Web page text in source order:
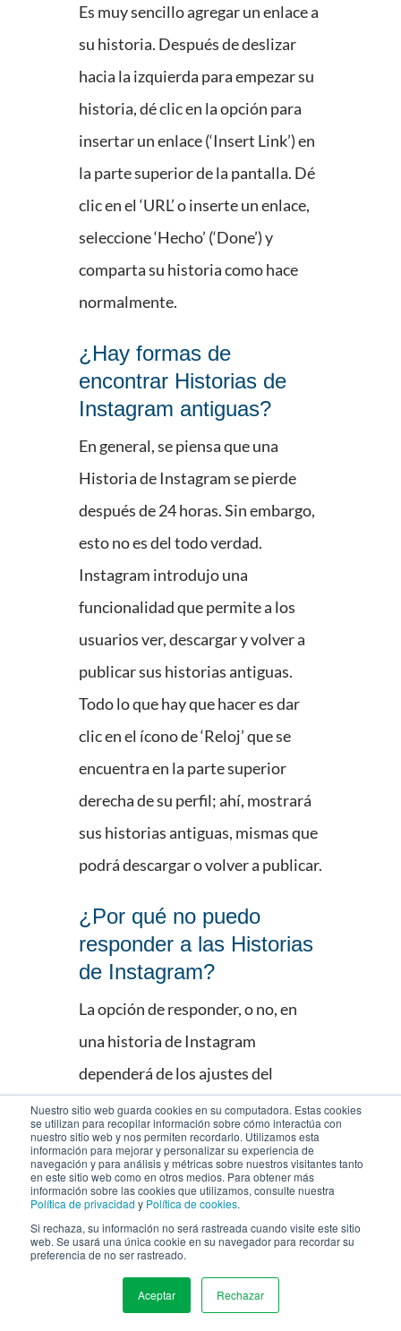
Nuestro sitio web guarda cookies en su computadora. Estas cookies
se utilizan para recopilar información sobre cómo interactúa con
nuestro sitio web y nos permiten recordarlo. Utilizamos esta
información para mejorar y personalizar su experiencia de
navegación y para análisis y métricas sobre nuestros visitantes tanto
en este sitio web como en otros medios. Para obtener más
información sobre las cookies que utilizamos, consulte nuestra
Política de privacidad y Política de cookies.
Si rechaza, su información no será rastreada cuando visite este sitio
web. Se usará una única cookie en su navegador para recordar su
preferencia de no ser rastreado.
Aceptar Rechazar
Es muy sencillo agregar un enlace a
su historia. Después de deslizar
hacia la izquierda para empezar su
historia, dé clic en la opción para
insertar un enlace (‘Insert Link’) en
la parte superior de la pantalla. Dé
clic en el ‘URL’ o inserte un enlace,
seleccione ‘Hecho’ (‘Done’) y
comparta su historia como hace
normalmente.
¿Hay formas de
encontrar Historias de
Instagram antiguas?
En general, se piensa que una
Historia de Instagram se pierde
después de 24 horas. Sin embargo,
esto no es del todo verdad.
Instagram introdujo una
funcionalidad que permite a los
usuarios ver, descargar y volver a
publicar sus historias antiguas.
Todo lo que hay que hacer es dar
clic en el ícono de ‘Reloj’ que se
encuentra en la parte superior
derecha de su perfil; ahí, mostrará
sus historias antiguas, mismas que
podrá descargar o volver a publicar.
¿Por qué no puedo
responder a las Historias
de Instagram?
La opción de responder, o no, en
una historia de Instagram
dependerá de los ajustes del
usuario. Es posible deshabilitar las
respuestas completamente o
permitirlas solo para seguidores.
¿Se ven las Historias de
Instagram en orden
cronológico?
El algoritmo derankingpara